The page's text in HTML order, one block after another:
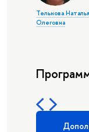
Тельнова Наталья
Олеговна